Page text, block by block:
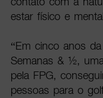
estar físico e
“Em cinco anos
Semanas & ½,
pela FPG,
pessoas para o